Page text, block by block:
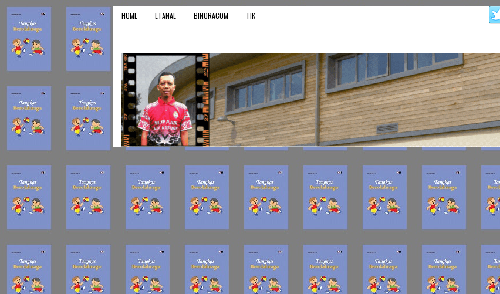
HOME ETANAL BINORACOM TIK